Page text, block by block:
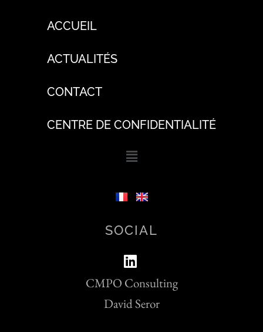
ACCUEIL
ACTUALITÉS
CONTACT
CENTRE DE CONFIDENTIALITÉ
SOCIAL
CMPO Consulting
David Seror